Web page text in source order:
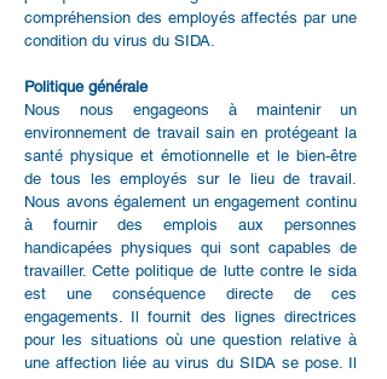
compréhension des employés affectés par une
condition du virus du SIDA.
Politique générale
Nous nous engageons à maintenir un
environnement de travail sain en protégeant la
santé physique et émotionnelle et le bien-être
de tous les employés sur le lieu de travail.
Nous avons également un engagement continu
à fournir des emplois aux personnes
handicapées physiques qui sont capables de
travailler. Cette politique de lutte contre le sida
est une conséquence directe de ces
engagements. Il fournit des lignes directrices
pour les situations où une question relative à
une affection liée au virus du SIDA se pose. Il